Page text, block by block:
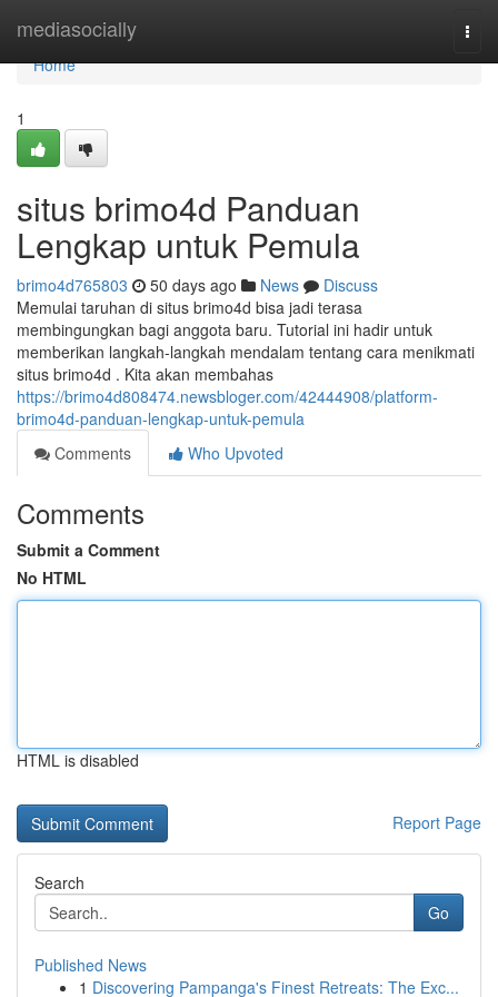
mediasocially
Home
Home
1
situs brimo4d Panduan
Lengkap untuk Pemula
brimo4d765803 50 days ago News
Discuss
Memulai taruhan di situs brimo4d bisa jadi terasa
membingungkan bagi anggota baru. Tutorial ini hadir untuk
memberikan langkah-langkah mendalam tentang cara menikmati
situs brimo4d . Kita akan membahas
https://brimo4d808474.newsbloger.com/42444908/platform-
brimo4d-panduan-lengkap-untuk-pemula
Comments
Who Upvoted
Comments
Submit a Comment
No HTML
HTML is disabled
Report Page
Search
Go
Published News
1 Discovering Pampanga's Finest Retreats: The Exc...